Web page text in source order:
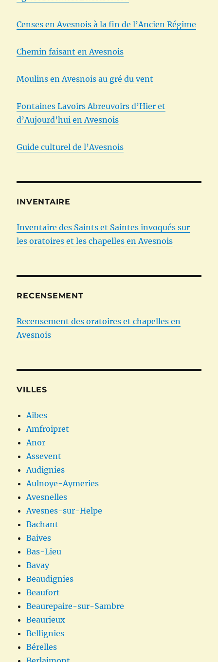
Censes en Avesnois à la fin de l’Ancien Régime
Chemin faisant en Avesnois
Moulins en Avesnois au gré du vent
Fontaines Lavoirs Abreuvoirs d’Hier et
d’Aujourd’hui en Avesnois
Guide culturel de l’Avesnois
INVENTAIRE
Inventaire des Saints et Saintes invoqués sur
les oratoires et les chapelles en Avesnois
RECENSEMENT
Recensement des oratoires et chapelles en
Avesnois
VILLES
Aibes
Amfroipret
Anor
Assevent
Audignies
Aulnoye-Aymeries
Avesnelles
Avesnes-sur-Helpe
Bachant
Baives
Bas-Lieu
Bavay
Beaudignies
Beaufort
Beaurepaire-sur-Sambre
Beaurieux
Bellignies
Bérelles